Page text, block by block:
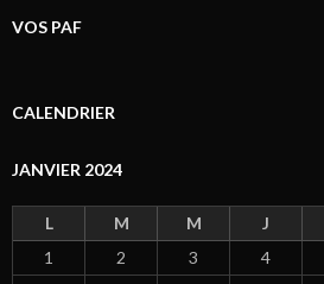
VOS PAF
CALENDRIER
JANVIER 2024
L M M J
1
2 3 4